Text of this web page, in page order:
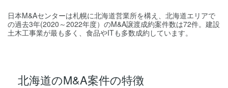
日本M&Aセンターは札幌に北海道営業所を構え、北海道エリアで
の過去3年(2020～2022年度）のM&A譲渡成約案件数は72件。建設
土木工事業が最も多く、食品やITも多数成約しています。
北海道のM&A案件の特徴